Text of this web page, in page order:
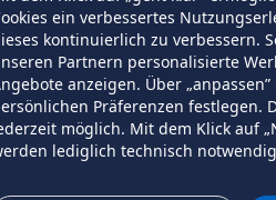
ein verbessertes
kontinuierlich zu verbessern.
Partnern personalisierte
anzeigen. Über
Präferenzen festlegen.
möglich. Mit dem Klick auf
lediglich technisch